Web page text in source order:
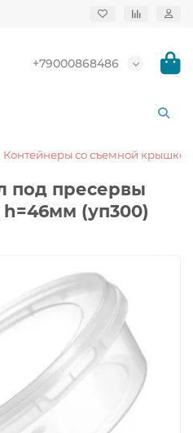
+79000868486
Контейнеры со съемной крышкой
под пресервы
(уп300)